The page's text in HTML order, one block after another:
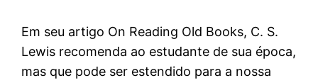
Em seu artigo On Reading Old Books, C. S.
Lewis recomenda ao estudante de sua época,
mas que pode ser estendido para a nossa